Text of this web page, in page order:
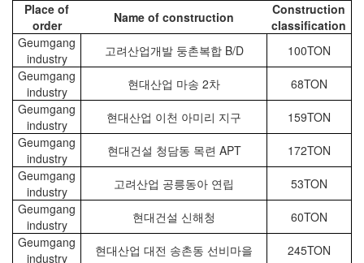
Place of
order
Name of construction
Construction
classification
Geumgang
industry
고려산업개발 둥촌복합 B/D
100TON
Geumgang
industry
현대산업 마송 2차
68TON
Geumgang
industry
현대산업 이천 아미리 지구
159TON
Geumgang
industry
현대건설 청담동 목련 APT
172TON
Geumgang
industry
고려산업 공릉동아 연립
53TON
Geumgang
industry
현대건설 신해청
60TON
Geumgang
industry
현대산업 대전 송촌동 선비마을
245TON